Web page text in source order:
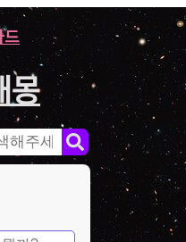
드
몽